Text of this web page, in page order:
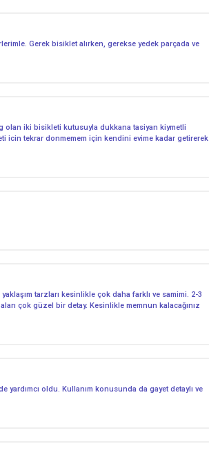
Gerek bisiklet alırken, gerekse yedek parçada ve
olan iki bisikleti kutusuyla dukkana tasiyan kiymetli
icin tekrar donmemem için kendini evime kadar getirerek
tarzları kesinlikle çok daha farklı ve samimi. 2-3
çok güzel bir detay. Kesinlikle memnun kalacağınız
yardımcı oldu. Kullanım konusunda da gayet detaylı ve